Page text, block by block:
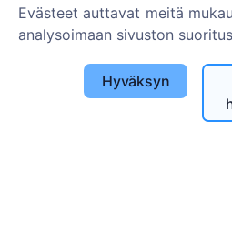
Etsi
Palvelut
Evästeet auttavat meitä
analysoimaan sivuston
Hyväksyn